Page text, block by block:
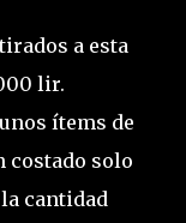
a esta
lir.
ítems de
costado solo
cantidad